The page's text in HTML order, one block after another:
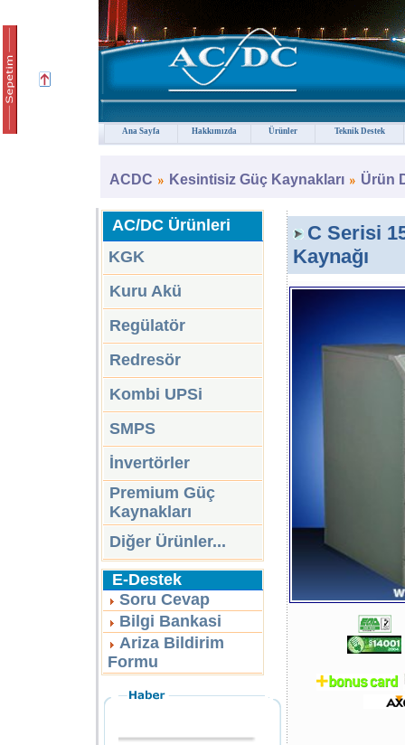
ACDC Kesintisiz Güç Kaynakları Ürün
AC/DC Ürünleri
KGK
Kuru Akü
Regülatör
Redresör
Kombi UPSi
SMPS
İnvertörler
Premium Güç
Kaynakları
Diğer Ürünler...
E-Destek
Soru Cevap
Bilgi Bankasi
Ariza Bildirim
Formu
C Serisi
Kaynağı
Ana Sayfa Hakkımızda Ürünler Teknik Destek